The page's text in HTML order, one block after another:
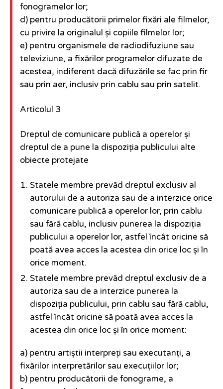
fonogramelor lor;
d) pentru producătorii primelor fixări ale filmelor,
cu privire la originalul și copiile filmelor lor;
e) pentru organismele de radiodifuziune sau
televiziune, a fixărilor programelor difuzate de
acestea, indiferent dacă difuzările se fac prin fir
sau prin aer, inclusiv prin cablu sau prin satelit.
Articolul 3
Dreptul de comunicare publică a operelor și
dreptul de a pune la dispoziția publicului alte
obiecte protejate
Statele membre prevăd dreptul exclusiv al
autorului de a autoriza sau de a interzice orice
comunicare publică a operelor lor, prin cablu
sau fără cablu, inclusiv punerea la dispoziția
publicului a operelor lor, astfel încât oricine să
poată avea acces la acestea din orice loc și în
orice moment.
Statele membre prevăd dreptul exclusiv de a
autoriza sau de a interzice punerea la
dispoziția publicului, prin cablu sau fără cablu,
astfel încât oricine să poată avea acces la
acestea din orice loc și în orice moment:
a) pentru artiștii interpreți sau executanți, a
fixărilor interpretărilor sau execuțiilor lor;
b) pentru producătorii de fonograme, a